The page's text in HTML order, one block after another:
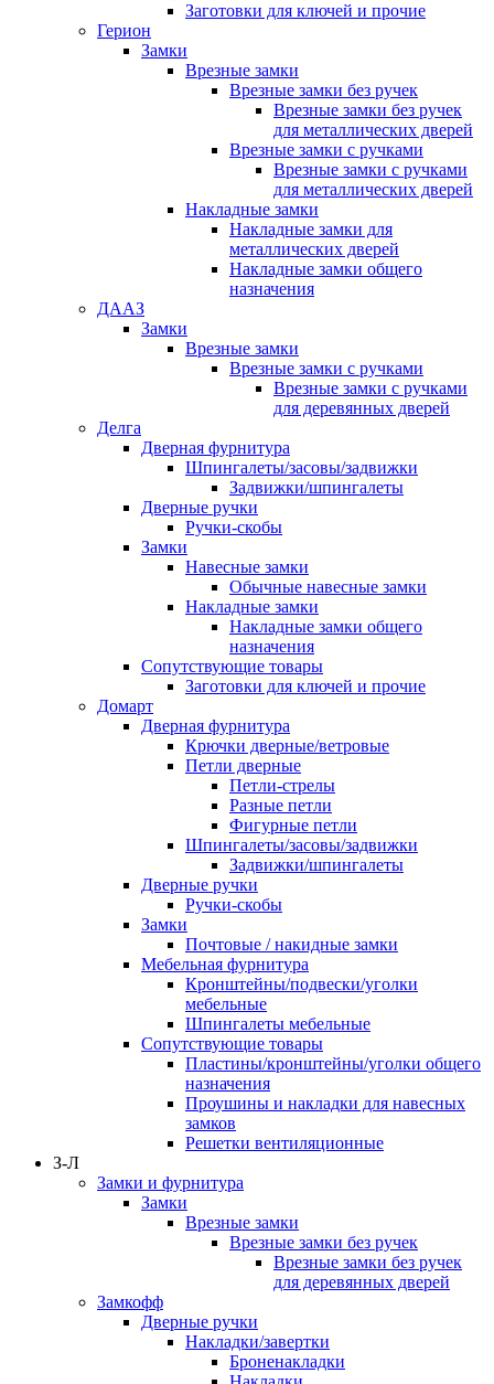
Заготовки для ключей и прочие
Герион
Замки
Врезные замки
Врезные замки без ручек
Врезные замки без ручек
для металлических дверей
Врезные замки с ручками
Врезные замки с ручками
для металлических дверей
Накладные замки
Накладные замки для
металлических дверей
Накладные замки общего
назначения
ДААЗ
Замки
Врезные замки
Врезные замки с ручками
Врезные замки с ручками
для деревянных дверей
Делга
Дверная фурнитура
Шпингалеты/засовы/задвижки
Задвижки/шпингалеты
Дверные ручки
Ручки-скобы
Замки
Навесные замки
Обычные навесные замки
Накладные замки
Накладные замки общего
назначения
Сопутствующие товары
Заготовки для ключей и прочие
Домарт
Дверная фурнитура
Крючки дверные/ветровые
Петли дверные
Петли-стрелы
Разные петли
Фигурные петли
Шпингалеты/засовы/задвижки
Задвижки/шпингалеты
Дверные ручки
Ручки-скобы
Замки
Почтовые / накидные замки
Мебельная фурнитура
Кронштейны/подвески/уголки
мебельные
Шпингалеты мебельные
Сопутствующие товары
Пластины/кронштейны/уголки общего
назначения
Проушины и накладки для навесных
замков
Решетки вентиляционные
З-Л
Замки и фурнитура
Замки
Врезные замки
Врезные замки без ручек
Врезные замки без ручек
для деревянных дверей
Замкофф
Дверные ручки
Накладки/завертки
Броненакладки